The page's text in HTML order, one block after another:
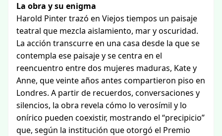
La obra y su enigma
Harold Pinter trazó en Viejos tiempos un paisaje
teatral que mezcla aislamiento, mar y oscuridad.
La acción transcurre en una casa desde la que se
contempla ese paisaje y se centra en el
reencuentro entre dos mujeres maduras, Kate y
Anne, que veinte años antes compartieron piso en
Londres. A partir de recuerdos, conversaciones y
silencios, la obra revela cómo lo verosímil y lo
onírico pueden coexistir, mostrando el “precipicio”
que, según la institución que otorgó el Premio